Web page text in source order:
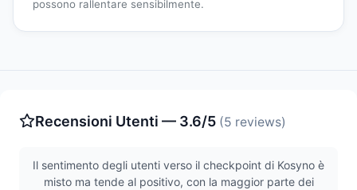
possono rallentare sensibilmente.
Recensioni Utenti — 3.6/5 (5 reviews)
Il sentimento degli utenti verso il checkpoint di Kosyno è
misto ma tende al positivo, con la maggior parte dei